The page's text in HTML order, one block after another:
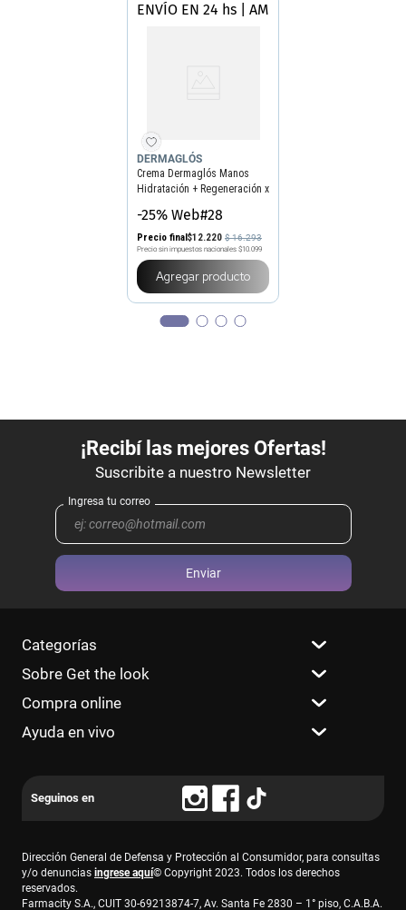
ENVÍO EN 24 hs | AMBA
DERMAGLÓS
Crema Dermaglós Manos
Hidratación + Regeneración x
-25% Web#28
Precio final$12.220 $16.293
Precio sin impuestos nacionales $10.099
Agregar producto
Enviar
Categorías
Sobre Get the look
Compra online
Ayuda en vivo
Dirección General de Defensa y Protección al Consumidor, para consultas
y/o denuncias ingrese aquí© Copyright 2023. Todos los derechos
reservados.
Farmacity S.A., CUIT 30-69213874-7, Av. Santa Fe 2830 – 1° piso, C.A.B.A.